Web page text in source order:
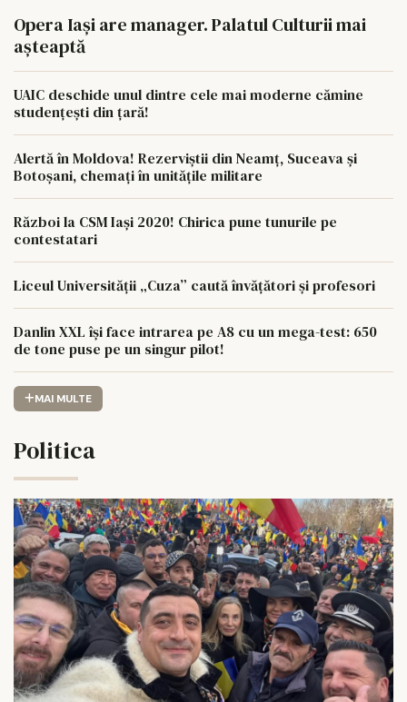
Opera Iași are manager. Palatul Culturii mai
așteaptă
UAIC deschide unul dintre cele mai moderne cămine
studențești din țară!
Alertă în Moldova! Rezerviștii din Neamț, Suceava și
Botoșani, chemați în unitățile militare
Război la CSM Iași 2020! Chirica pune tunurile pe
contestatari
Liceul Universității „Cuza” caută învățători și profesori
Danlin XXL își face intrarea pe A8 cu un mega-test: 650
de tone puse pe un singur pilot!
MAI MULTE
Politica